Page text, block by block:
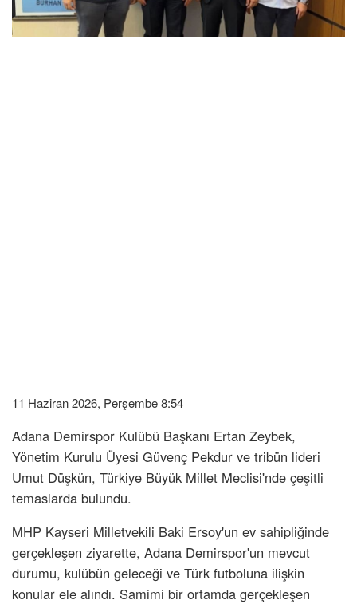
11 Haziran 2026, Perşembe 8:54
Adana Demirspor Kulübü Başkanı Ertan Zeybek,
Yönetim Kurulu Üyesi Güvenç Pekdur ve tribün lideri
Umut Düşkün, Türkiye Büyük Millet Meclisi'nde çeşitli
temaslarda bulundu.
MHP Kayseri Milletvekili Baki Ersoy'un ev sahipliğinde
gerçekleşen ziyarette, Adana Demirspor'un mevcut
durumu, kulübün geleceği ve Türk futboluna ilişkin
konular ele alındı. Samimi bir ortamda gerçekleşen